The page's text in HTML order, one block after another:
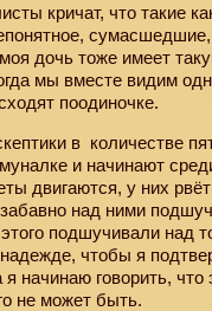
кричат, что такие
дочь тоже имеет
мы вместе видим
поодиночке.
в количестве
и начинают
двигаются, у них
над ними
подшучивали над
чтобы я
начинаю говорить, что
не может быть.